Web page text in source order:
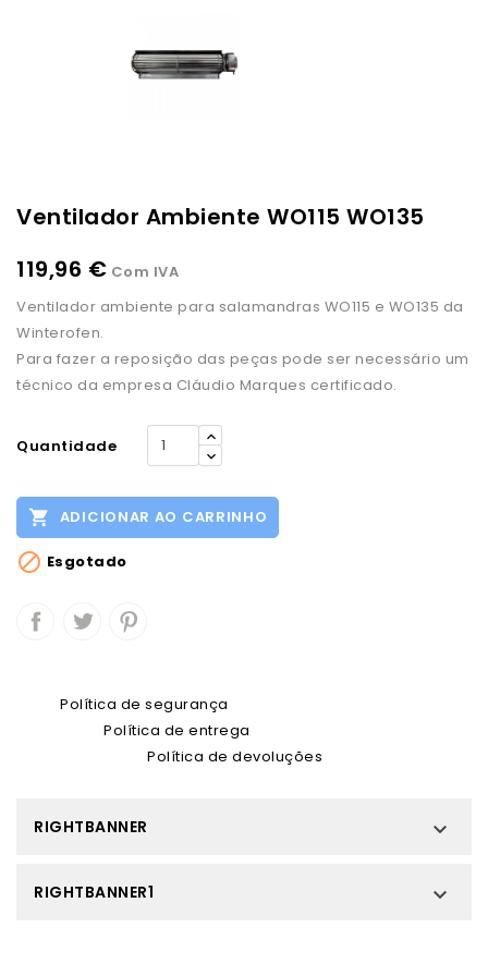
Ventilador Ambiente WO115 WO135
119,96 € Com IVA
Ventilador ambiente para salamandras WO115 e WO135 da
Winterofen.
Para fazer a reposição das peças pode ser necessário um
técnico da empresa Cláudio Marques certificado.
Quantidade
 ADICIONAR AO CARRINHO
 Esgotado
Política de segurança
Política de entrega
Política de devoluções
RIGHTBANNER 
RIGHTBANNER1 